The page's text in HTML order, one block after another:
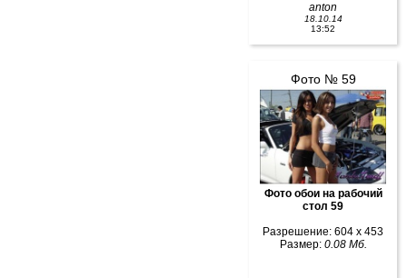
anton
18.10.14
13:52
Фото № 59
Фото обои на рабочий
стол 59
Разрешение: 604 x 453
Размер: 0.08 Мб.